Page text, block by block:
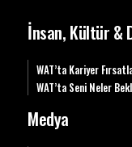
İnsan, Kültür &
WAT’ta Kariyer
WAT’ta Seni Neler
Medya